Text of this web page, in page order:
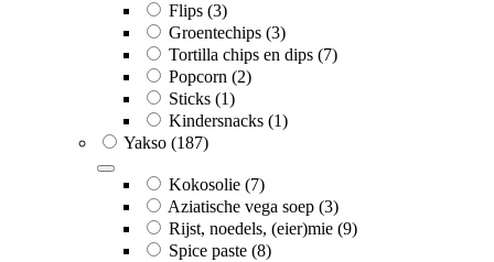
Flips (3)
Groentechips (3)
Tortilla chips en dips (7)
Popcorn (2)
Sticks (1)
Kindersnacks (1)
Yakso (187)
Kokosolie (7)
Aziatische vega soep (3)
Rijst, noedels, (eier)mie (9)
Spice paste (8)